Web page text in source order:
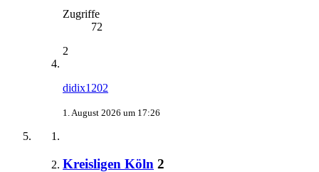
Zugriffe
72
2
didix1202
1. August 2026 um 17:26
Kreisligen Köln 2